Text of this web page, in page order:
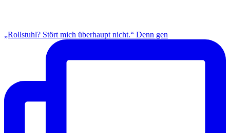
„Rollstuhl? Stört mich überhaupt nicht.“ Denn gen